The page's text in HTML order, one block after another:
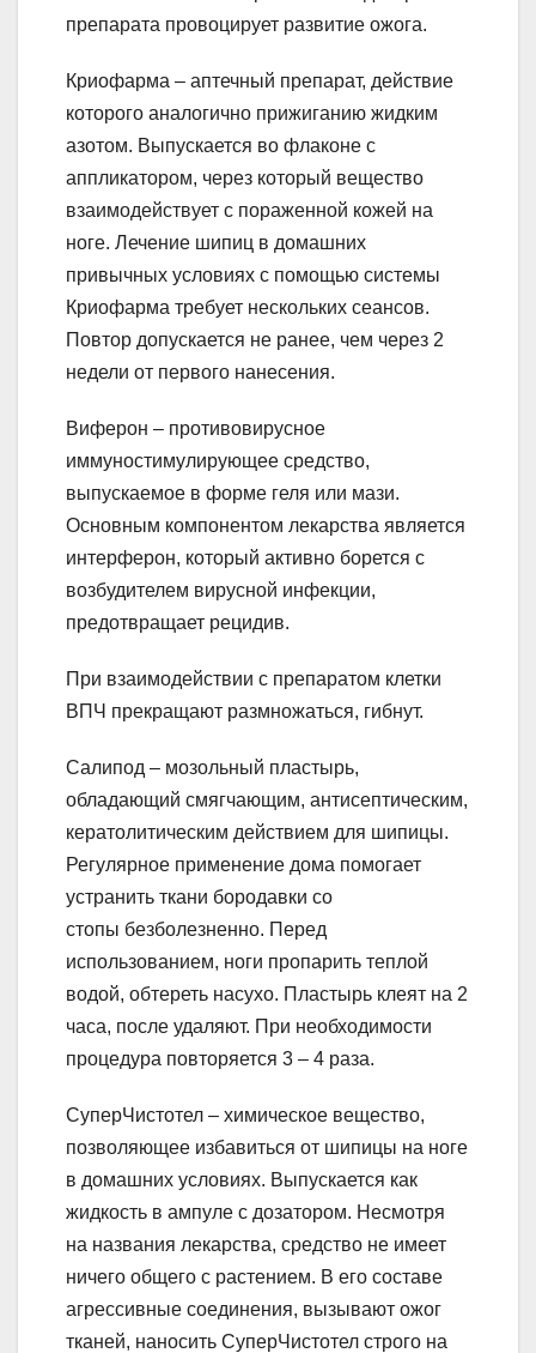
препарата провоцирует развитие ожога.
Криофарма – аптечный препарат, действие
которого аналогично прижиганию жидким
азотом. Выпускается во флаконе с
аппликатором, через который вещество
взаимодействует с пораженной кожей на
ноге. Лечение шипиц в домашних
привычных условиях с помощью системы
Криофарма требует нескольких сеансов.
Повтор допускается не ранее, чем через 2
недели от первого нанесения.
Виферон – противовирусное
иммуностимулирующее средство,
выпускаемое в форме геля или мази.
Основным компонентом лекарства является
интерферон, который активно борется с
возбудителем вирусной инфекции,
предотвращает рецидив.
При взаимодействии с препаратом клетки
ВПЧ прекращают размножаться, гибнут.
Салипод – мозольный пластырь,
обладающий смягчающим, антисептическим,
кератолитическим действием для шипицы.
Регулярное применение дома помогает
устранить ткани бородавки со
стопы безболезненно. Перед
использованием, ноги пропарить теплой
водой, обтереть насухо. Пластырь клеят на 2
часа, после удаляют. При необходимости
процедура повторяется 3 – 4 раза.
СуперЧистотел – химическое вещество,
позволяющее избавиться от шипицы на ноге
в домашних условиях. Выпускается как
жидкость в ампуле с дозатором. Несмотря
на названия лекарства, средство не имеет
ничего общего с растением. В его составе
агрессивные соединения, вызывают ожог
тканей, наносить СуперЧистотел строго на